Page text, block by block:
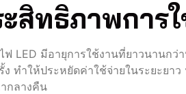
สิทธิภาพการ
ฟ LED มีอายุการใช้งานที่ยาวนานก
ง ทำให้ประหยัดค่าใช้จ่ายในระยะยา
ากลางคืน